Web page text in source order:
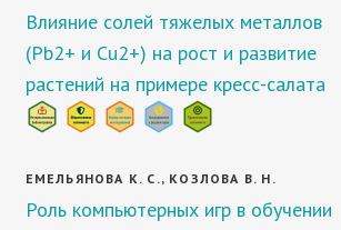
Влияние солей тяжелых металлов
(Pb2+ и Cu2+) на рост и развитие
растений на примере кресс-салата
ЕМЕЛЬЯНОВА К. С., КОЗЛОВА В. Н.
Роль компьютерных игр в обучении